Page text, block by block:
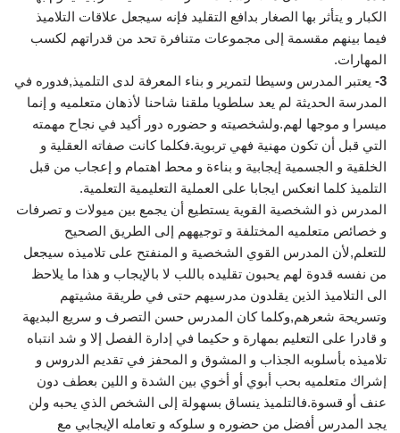
الكبار و يتأثر بها الصغار بدافع التقليد فإنه سيجعل علاقات التلاميذ
فيما بينهم مقسمة إلى مجموعات متنافرة تحد من قدراتهم لكسب
المهارات.
3- يعتبر المدرس وسيطا لتمرير و بناء المعرفة لدى التلميذ,فدوره في
المدرسة الحديثة لم يعد سلطويا ملقنا شاحنا لأذهان متعلميه و إنما
ميسرا و موجها لهم.ولشخصيته و حضوره دور أكيد في نجاح مهمته
التي قبل أن تكون مهنية فهي تربوية.فكلما كانت صفاته العقلية و
الخلقية و الجسمية إيجابية و بناءة و محط اهتمام و إعجاب من قبل
التلميذ كلما انعكس ايجابا على العملية التعليمية التعلمية.
المدرس ذو الشخصية القوية يستطيع أن يجمع بين ميولات و تصرفات
و خصائص متعلميه المختلفة و توجيههم إلى الطريق الصحيح
للتعلم,لأن المدرس القوي الشخصية و المنفتح على تلاميذه سيجعل
من نفسه قدوة لهم يحبون تقليده باللب لا بالإيجاب و هذا ما يلاحظ
الى التلاميذ الذين يقلدون مدرسيهم حتى في طريقة مشيتهم
وتسريحة شعرهم,وكلما كان المدرس حسن التصرف و سريع البديهة
و قادرا على التعليم بمهارة و حكيما في إدارة الفصل إلا و شد انتباه
تلاميذه بأسلوبه الجذاب و المشوق و المحفز في تقديم الدروس و
إشراك متعلميه بحب أبوي أو أخوي بين الشدة و اللين بعطف دون
عنف أو قسوة.فالتلميذ ينساق بسهولة إلى الشخص الذي يحبه ولن
يجد المدرس أفضل من حضوره و سلوكه و تعامله الإيجابي مع